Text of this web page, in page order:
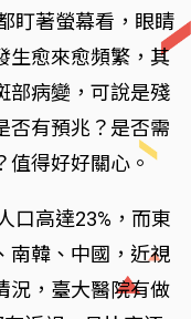
盯著螢幕看，眼睛
生愈來愈頻繁，其
部病變，可說是殘
否有預兆？是否需
得好好關心。
口高達23%，而東
南韓、中國，近視
況，臺大醫院有做